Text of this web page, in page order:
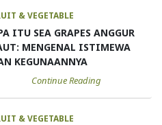
& VEGETABLE
ITU SEA GRAPES ANGGUR
MENGENAL ISTIMEWA
KEGUNAANNYA
Continue Reading
& VEGETABLE